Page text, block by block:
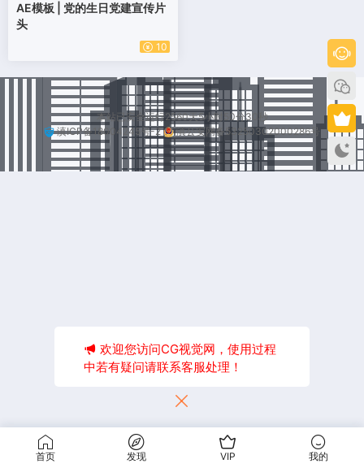
AE模板 | 党的生日党建宣传片
头
10
本站已安全运行2560天5小时50分30秒
滇ICP备18004245号-2
滇公安网备53250302000286号
首页 发现 VIP 我的
欢迎您访问CG视觉网，使用过程
中若有疑问请联系客服处理！